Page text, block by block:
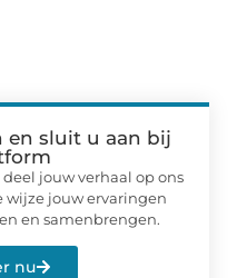
en sluit u aan bij
jouw verhaal op ons
wijze jouw ervaringen
en samenbrengen.
nu